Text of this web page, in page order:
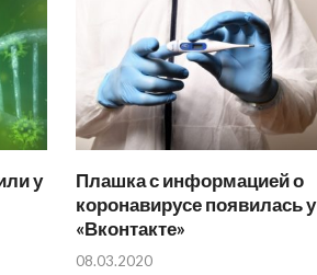
у
Плашка с информацией о
коронавирусе появилась у
«Вконтакте»
08.03.2020